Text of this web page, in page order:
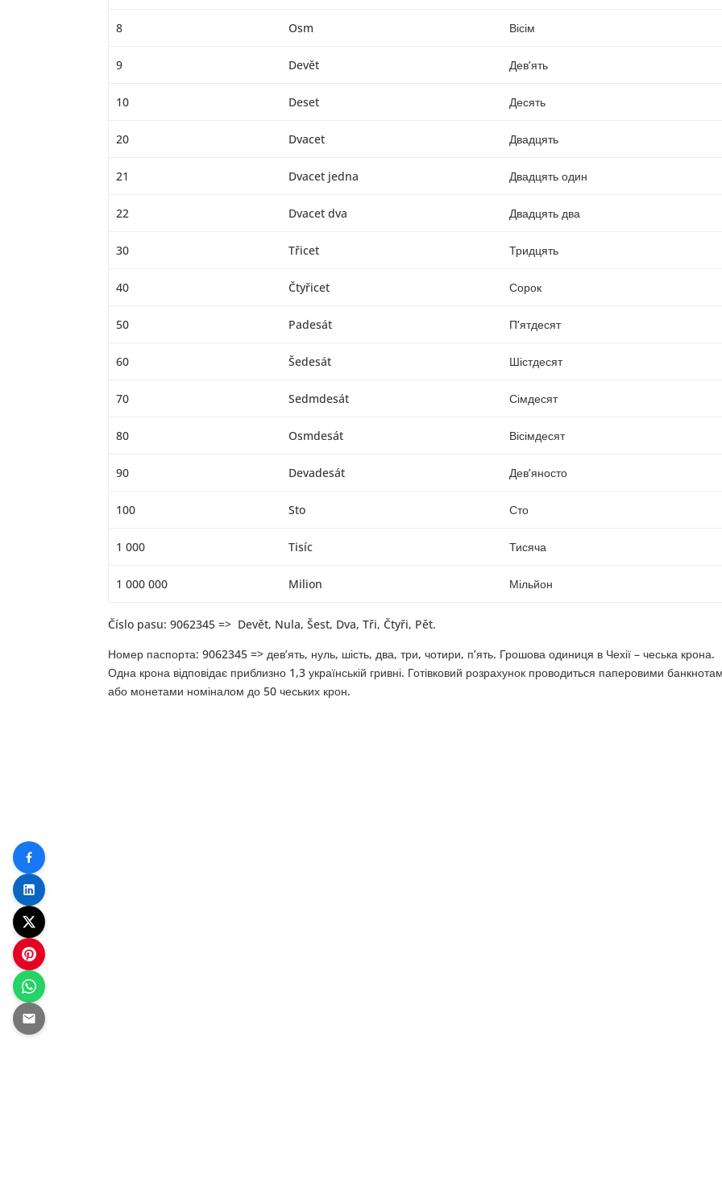
8 Osm Вісім
9 Devět Дев’ять
10 Deset Десять
20 Dvacet Двадцять
21 Dvacet jedna Двадцять один
22 Dvacet dva Двадцять два
30 Třicet Тридцять
40 Čtyřicet Сорок
50 Padesát П’ятдесят
60 Šedesát Шістдесят
70 Sedmdesát Сімдесят
80 Osmdesát Вісімдесят
90 Devadesát Дев’яносто
100 Sto Сто
1 000 Tisíc Тисяча
1 000 000 Milion Мільйон
Číslo pasu: 9062345 => Devět, Nula, Šest, Dva, Tři, Čtyři, Pět.
Номер паспорта: 9062345 => дев’ять, нуль, шість, два, три, чотири, п’ять. Грошова одиниця в Чехії – чеська крона.
Одна крона відповідає приблизно 1,3 українській гривні. Готівковий розрахунок проводиться паперовими
або монетами номіналом до 50 чеських крон.